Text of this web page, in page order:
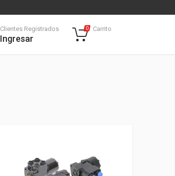
Clientes Registrados
Ingresar
0 Carrito